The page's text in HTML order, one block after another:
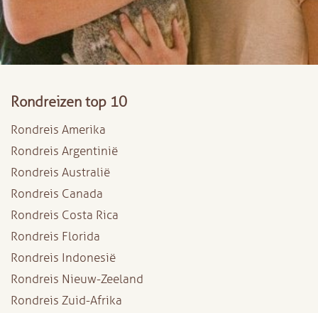
Rondreizen top 10
Rondreis Amerika
Rondreis Argentinië
Rondreis Australië
Rondreis Canada
Rondreis Costa Rica
Rondreis Florida
Rondreis Indonesië
Rondreis Nieuw-Zeeland
Rondreis Zuid-Afrika